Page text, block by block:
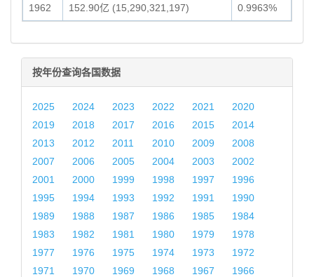
1962 152.90亿 (15,290,321,197) 0.9963%
按年份查询各国数据
2025 2024 2023 2022 2021
2020
2019
2018 2017 2016 2015
2014
2013
2012 2011 2010 2009
2008
2007
2006 2005 2004 2003
2002
2001
2000 1999 1998 1997
1996
1995
1994 1993 1992 1991
1990
1989
1988 1987 1986 1985
1984
1983
1982 1981 1980 1979
1978
1977
1976 1975 1974 1973
1972
1971
1970 1969 1968 1967
1966